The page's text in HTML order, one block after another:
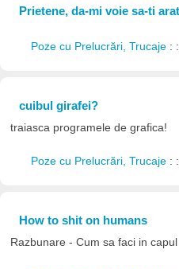
Prietene, da-mi voie sa-ti
Poze cu Prelucrări, Trucaje :
cuibul girafei?
traiasca programele de grafica!
Poze cu Prelucrări, Trucaje :
How to shit on humans
Razbunare - Cum sa faci in capul